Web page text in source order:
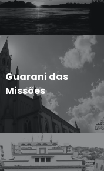
Guarani das
Missões